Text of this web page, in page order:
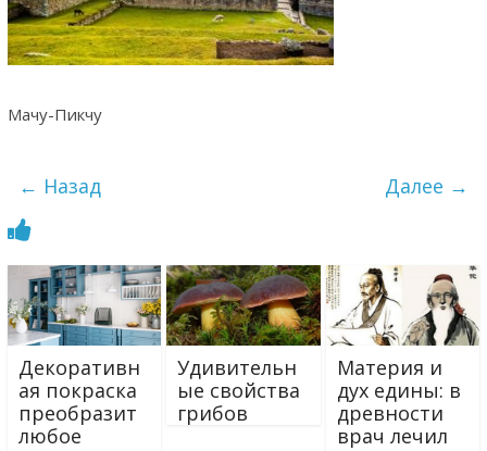
Мачу-Пикчу
← Назад Далее →
Декоративн
ая покраска
преобразит
любое
Удивительн
ые свойства
грибов
Материя и
дух едины: в
древности
врач лечил